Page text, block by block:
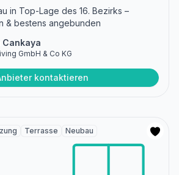
in Top-Lage des 16. Bezirks –
& bestens angebunden
Cankaya
GmbH & Co KG
kontaktieren
Terrasse Neubau